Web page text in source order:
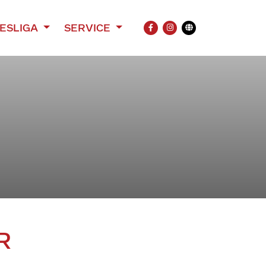
SERVICE
FACEBOOK
INSTAGRAM
Übersetzung